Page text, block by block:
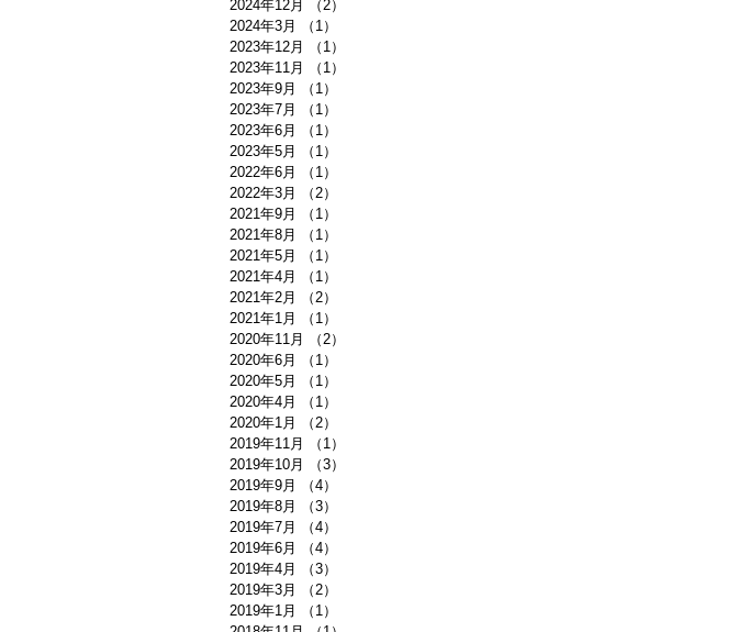
2024年12月
（2）
2024年3月
（1）
2023年12月
（1）
2023年11月
（1）
2023年9月
（1）
2023年7月
（1）
2023年6月
（1）
2023年5月
（1）
2022年6月
（1）
2022年3月
（2）
2021年9月
（1）
2021年8月
（1）
2021年5月
（1）
2021年4月
（1）
2021年2月
（2）
2021年1月
（1）
2020年11月
（2）
2020年6月
（1）
2020年5月
（1）
2020年4月
（1）
2020年1月
（2）
2019年11月
（1）
2019年10月
（3）
2019年9月
（4）
2019年8月
（3）
2019年7月
（4）
2019年6月
（4）
2019年4月
（3）
2019年3月
（2）
2019年1月
（1）